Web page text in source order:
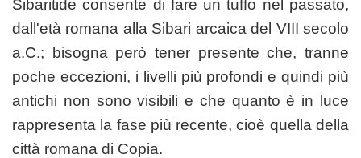
Sibaritide consente di fare un tuffo nel passato,
dall'età romana alla Sibari arcaica del VIII secolo
a.C.; bisogna però tener presente che, tranne
poche eccezioni, i livelli più profondi e quindi più
antichi non sono visibili e che quanto è in luce
rappresenta la fase più recente, cioè quella della
città romana di Copia.